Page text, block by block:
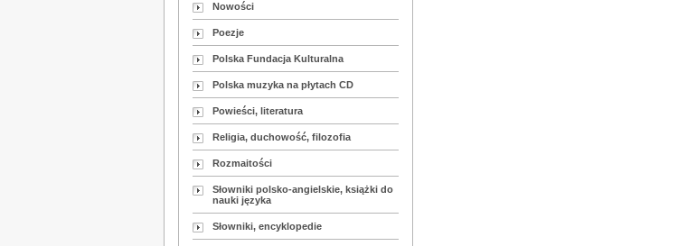
Nowości
Poezje
Polska Fundacja Kulturalna
Polska muzyka na płytach CD
Powieści, literatura
Religia, duchowość, filozofia
Rozmaitości
Słowniki polsko-angielskie, książki do
nauki języka
Słowniki, encyklopedie